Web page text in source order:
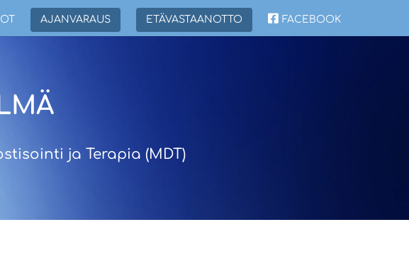
AJANVARAUS ETÄVASTAANOTTO FACEBOOK
ja Terapia (MDT)